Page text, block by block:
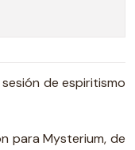
de espiritismo
para Mysterium, de